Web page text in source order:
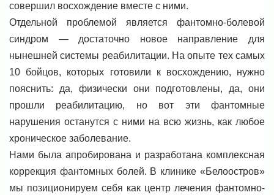
совершил восхождение вместе с ними.
Отдельной проблемой является фантомно-болевой
синдром — достаточно новое направление для
нынешней системы реабилитации. На опыте тех самых
10 бойцов, которых готовили к восхождению, нужно
пояснить: да, физически они подготовлены, да, они
прошли реабилитацию, но вот эти фантомные
нарушения останутся с ними на всю жизнь, как любое
хроническое заболевание.
Нами была апробирована и разработана комплексная
коррекция фантомных болей. В клинике «Белоостров»
мы позиционируем себя как центр лечения фантомно-